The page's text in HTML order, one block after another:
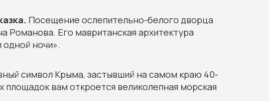
Посещение ослепительно-белого дворца
Романова. Его мавританская архитектура
одной ночи».
символ Крыма, застывший на самом краю 40-
вам откроется великолепная морская